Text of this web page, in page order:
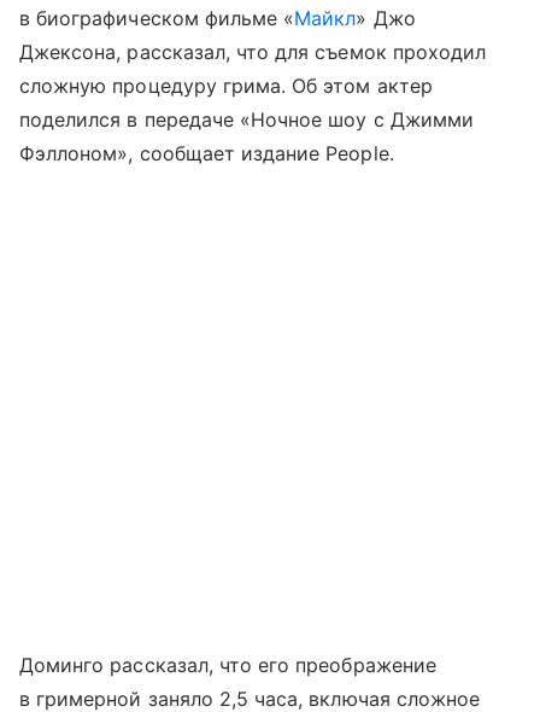
в биографическом фильме «Майкл» Джо
Джексона, рассказал, что для съемок проходил
сложную процедуру грима. Об этом актер
поделился в передаче «Ночное шоу с Джимми
Фэллоном», сообщает издание People.
Доминго рассказал, что его преображение
в гримерной заняло 2,5 часа, включая сложное